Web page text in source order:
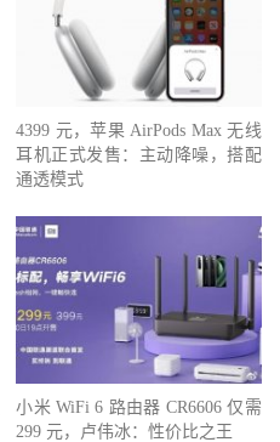
4399 元，苹果 AirPods Max 无线
耳机正式发售：主动降噪，搭配
通透模式
小米 WiFi 6 路由器 CR6606 仅需
299 元，卢伟冰：性价比之王